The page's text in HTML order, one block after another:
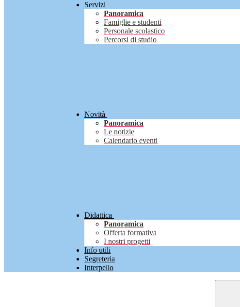
Servizi
Panoramica
Famiglie e studenti
Personale scolastico
Percorsi di studio
Novità
Panoramica
Le notizie
Calendario eventi
Didattica
Panoramica
Offerta formativa
I nostri progetti
Info utili
Segreteria
Interpello